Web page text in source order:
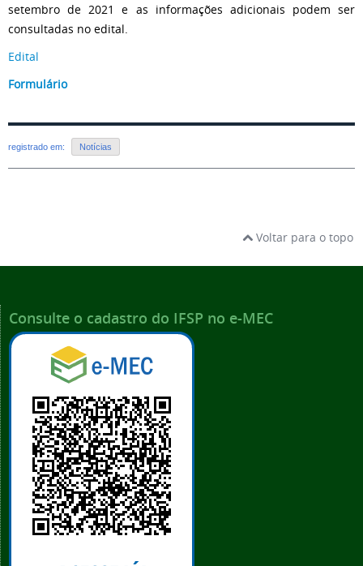
setembro de 2021 e as informações adicionais podem ser
consultadas no edital.
Edital
Formulário
registrado em: Notícias
Voltar para o topo
Consulte o cadastro do IFSP no e-MEC